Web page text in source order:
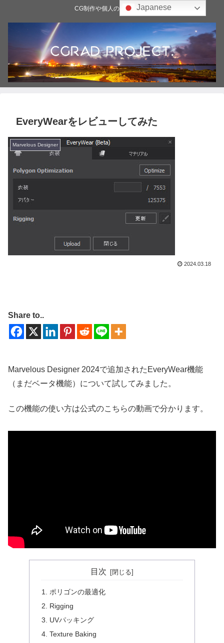
CG制作や個人の雑記ブログ
EveryWearをレビューしてみた
Marvelous Designer
2024.03.18
Share to..
Marvelous Designer 2024で追加されたEveryWear機能
（まだベータ機能）について試してみました。
この機能の使い方は公式のこちらの動画で分かります。
目次
ポリゴンの最適化
Rigging
UVパッキング
Texture Baking
Japanese